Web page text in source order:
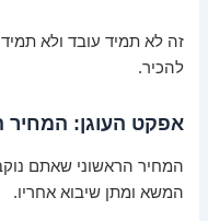
זה לא תמיד עובד ולא
להכיר.
אפקט העוגן: המחיר
המחיר הראשוני שאתם
המשא ומתן שיבוא אחריו.